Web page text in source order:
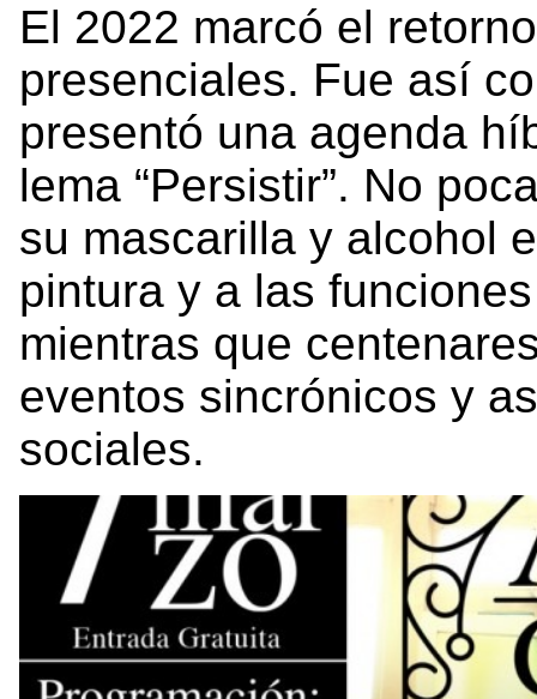
El 2022 marcó el
presenciales. Fue así
presentó una agenda
lema “Persistir”. No
su mascarilla y alcohol
pintura y a las
mientras que
eventos sincrónicos y
sociales.